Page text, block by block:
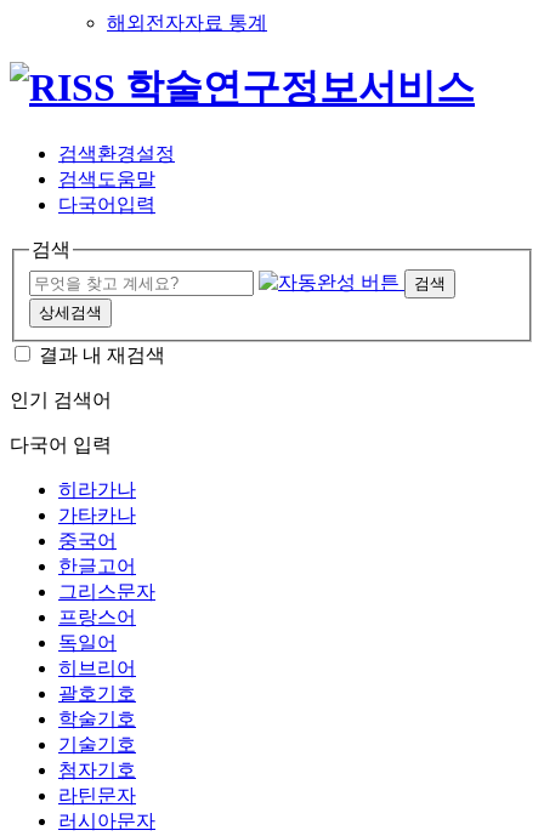
해외전자자료 통계
검색환경설정
검색도움말
다국어입력
검색
검색
상세검색
결과 내 재검색
인기 검색어
다국어 입력
히라가나
가타카나
중국어
한글고어
그리스문자
프랑스어
독일어
히브리어
괄호기호
학술기호
기술기호
첨자기호
라틴문자
러시아문자